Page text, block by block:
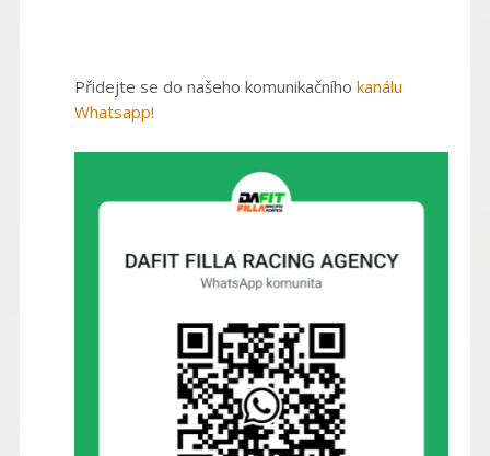
Přidejte se do našeho komunikačního kanálu
Whatsapp!